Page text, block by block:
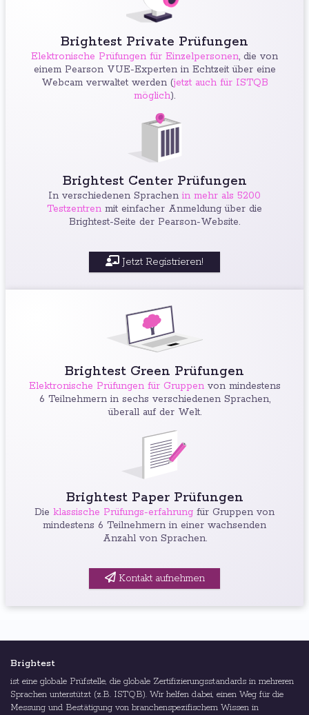
Brightest Private Prüfungen
Elektronische Prüfungen für Einzelpersonen, die von
einem Pearson VUE-Experten in Echtzeit über eine
Webcam verwaltet werden (jetzt auch für ISTQB
möglich).
Brightest Center Prüfungen
In verschiedenen Sprachen in mehr als 5200
Testzentren mit einfacher Anmeldung über die
Brightest-Seite der Pearson-Website.
Jetzt Registrieren!
Brightest Green Prüfungen
Elektronische Prüfungen für Gruppenvon mindestens
6 Teilnehmern in sechs verschiedenen Sprachen,
überall auf der Welt.
Brightest Paper Prüfungen
Die klassische Prüfungs-erfahrung für Gruppen von
mindestens 6 Teilnehmern in einer wachsenden
Anzahl von Sprachen.
Kontakt aufnehmen
Brightest
ist eine globale Prüfstelle, die globale Zertifizierungsstandards in mehreren
Sprachen unterstützt (z.B. ISTQB). Wir helfen dabei, einen Weg für die
Messung und Bestätigung von branchenspezifischem Wissen in